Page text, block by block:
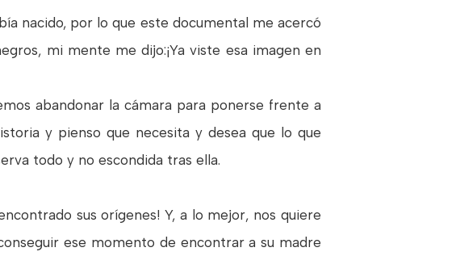
nacido, por lo que este documental me acercó
mi mente me dijo:¡Ya viste esa imagen en
abandonar la cámara para ponerse frente a
y pienso que necesita y desea que lo que
todo y no escondida tras ella.
sus orígenes! Y, a lo mejor, nos quiere
ese momento de encontrar a su madre